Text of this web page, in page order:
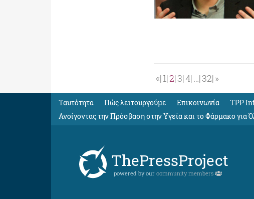
« 1 2 3 4 … 32 »
Ταυτότητα Πώς λειτουργούμε Eπικοινωνία TPP
Ανοίγοντας την Πρόσβαση στην Υγεία και το Φάρμακο για
ThePressProject
powered by our community members